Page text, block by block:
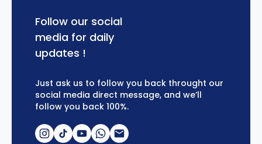
Follow our social
media for daily
updates !
Just ask us to follow you back throught our
social media direct message, and we’ll
follow you back 100%.